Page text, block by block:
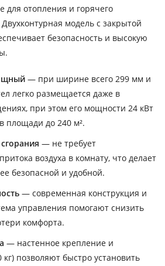
отопления и горячего
модель с закрытой
безопасность и высокую
— при ширине всего 299 мм и
легко размещается даже в
при этом его мощности 24 кВт
площади до 240 м².
— не требует
воздуха в комнату, что делает
безопасной и удобной.
— современная конструкция и
управления помогают снизить
комфорта.
— настенное крепление и
позволяют быстро установить